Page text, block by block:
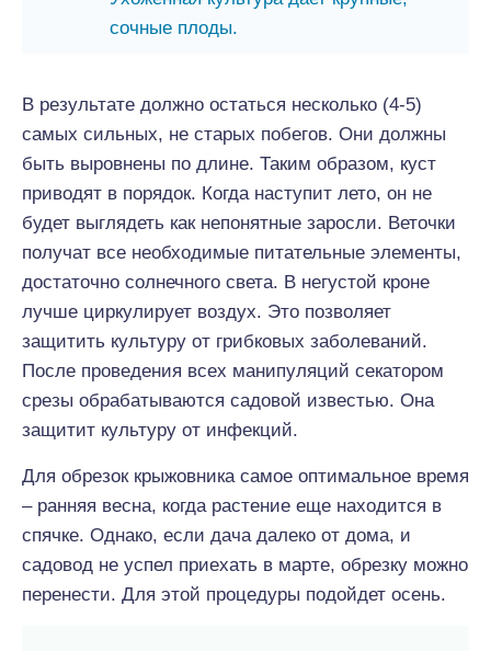
сочные плоды.
В результате должно остаться несколько (4-5)
самых сильных, не старых побегов. Они должны
быть выровнены по длине. Таким образом, куст
приводят в порядок. Когда наступит лето, он не
будет выглядеть как непонятные заросли. Веточки
получат все необходимые питательные элементы,
достаточно солнечного света. В негустой кроне
лучше циркулирует воздух. Это позволяет
защитить культуру от грибковых заболеваний.
После проведения всех манипуляций секатором
срезы обрабатываются садовой известью. Она
защитит культуру от инфекций.
Для обрезок крыжовника самое оптимальное время
– ранняя весна, когда растение еще находится в
спячке. Однако, если дача далеко от дома, и
садовод не успел приехать в марте, обрезку можно
перенести. Для этой процедуры подойдет осень.